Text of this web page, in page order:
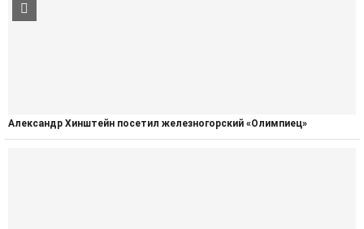
Александр Хинштейн посетил железногорский «Олимпиец»